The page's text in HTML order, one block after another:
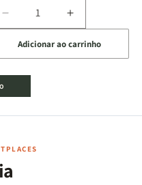
Diminuir
a
quantidade
de
Jogo
|
de
Aumentar
a
quantidade
de
|
Adicionar ao carrinho